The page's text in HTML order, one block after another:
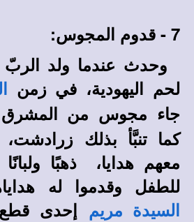
7 - قدوم المجوس:
وحدث عندما ولد
لحم اليهودية، في زمن
جاء مجوس من المشرق
كما تنبَّأ بذلك زرادشت،
معهم هدايا، ذهبًا
للطفل وقدموا له
السيدة مريم
إحدى